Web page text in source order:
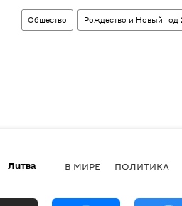
Общество Рождество и Новый год
Литва В МИРЕ ПОЛИТИКА